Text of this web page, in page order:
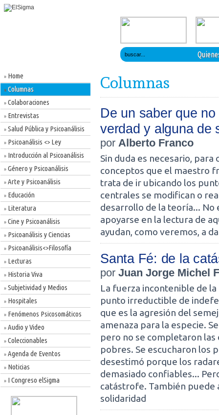
» Home
» Columnas
» Colaboraciones
» Entrevistas
» Salud Pública y Psicoanálisis
» Psicoanálisis <> Ley
» Introducción al Psicoanálisis
» Género y Psicoanálisis
» Arte y Psicoanálisis
» Educación
» Literatura
» Cine y Psicoanálisis
» Psicoanálisis y Ciencias
» Psicoanálisis<>Filosofía
» Lecturas
» Historia Viva
» Subjetividad y Medios
» Hospitales
» Fenómenos Psicosomáticos
» Audio y Video
» Coleccionables
» Agenda de Eventos
» Noticias
» I Congreso elSigma
Columnas
De un saber que
verdad y alguna de
por Alberto Franco
Sin duda es necesario,
conceptos que el maestro
trata de ir ubicando los
centrales se modifican o
desarrollo de la teoría... No
apoyarse en la lectura de
ayudan, como veremos, a
Santa Fé: de la
por Juan Jorge Michel
La fuerza incontenible de
punto irreductible de
que es la agresión del
amenaza para la especie.
pero no se completaron las
pobres. Se escucharon los
desestimó porque los
demasiado confiables...
catástrofe. También puede
solidaridad